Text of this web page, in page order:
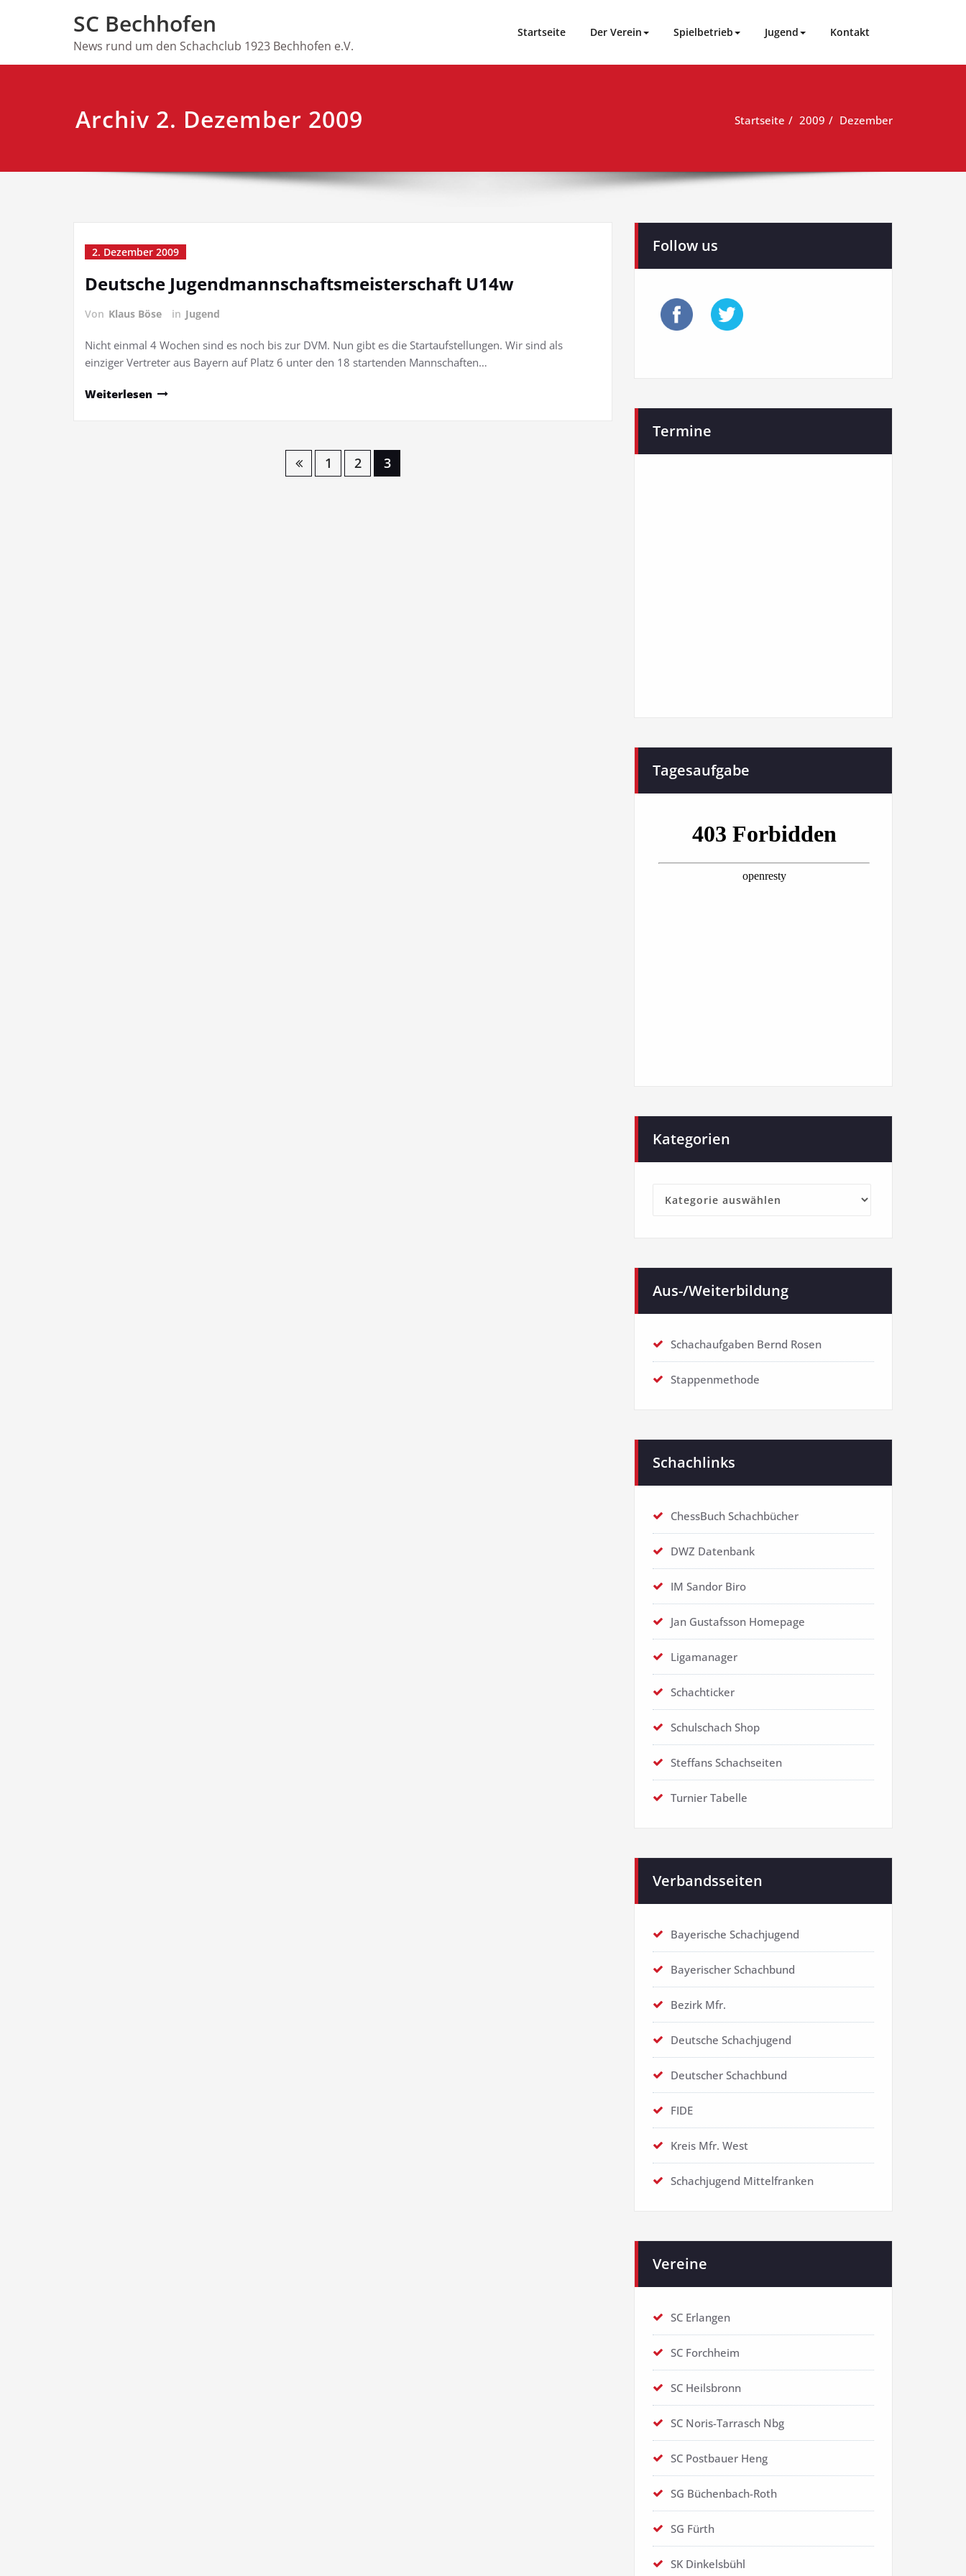
SC Bechhofen
News rund um den Schachclub 1923 Bechhofen e.V.
Startseite Der Verein Spielbetrieb Jugend Kontakt
Archiv 2. Dezember 2009 Startseite 2009 Dezember
2. Dezember 2009
Deutsche Jugendmannschaftsmeisterschaft U14w
Von Klaus Böse in Jugend
Nicht einmal 4 Wochen sind es noch bis zur DVM. Nun gibt es die Startaufstellungen. Wir sind als
einziger Vertreter aus Bayern auf Platz 6 unter den 18 startenden Mannschaften…
Weiterlesen
1 2 3
Follow us
Termine
Tagesaufgabe
Kategorien
Kategorien
Aus-/Weiterbildung
Schachaufgaben Bernd Rosen
Stappenmethode
Schachlinks
ChessBuch Schachbücher
DWZ Datenbank
IM Sandor Biro
Jan Gustafsson Homepage
Ligamanager
Schachticker
Schulschach Shop
Steffans Schachseiten
Turnier Tabelle
Verbandsseiten
Bayerische Schachjugend
Bayerischer Schachbund
Bezirk Mfr.
Deutsche Schachjugend
Deutscher Schachbund
FIDE
Kreis Mfr. West
Schachjugend Mittelfranken
Vereine
SC Erlangen
SC Forchheim
SC Heilsbronn
SC Noris-Tarrasch Nbg
SC Postbauer Heng
SG Büchenbach-Roth
SG Fürth
SK Dinkelsbühl